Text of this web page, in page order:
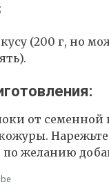
(200 г, но
от семенной
Нарежьте
по желанию